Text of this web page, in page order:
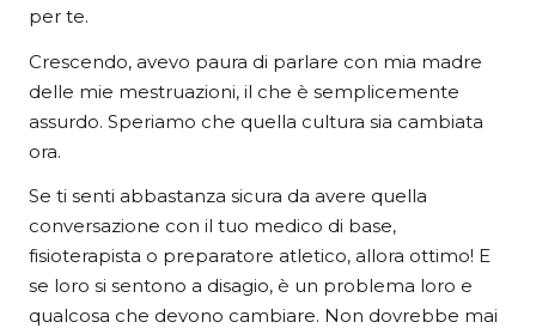
per te.
Crescendo, avevo paura di parlare con mia madre
delle mie mestruazioni, il che è semplicemente
assurdo. Speriamo che quella cultura sia cambiata
ora.
Se ti senti abbastanza sicura da avere quella
conversazione con il tuo medico di base,
fisioterapista o preparatore atletico, allora ottimo! E
se loro si sentono a disagio, è un problema loro e
qualcosa che devono cambiare. Non dovrebbe mai